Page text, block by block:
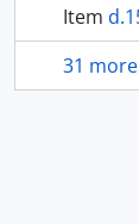
Item
31